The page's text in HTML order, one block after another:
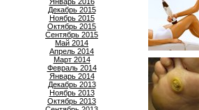
Декабрь 2015
Ноябрь 2015
Октябрь 2015
Сентябрь 2015
Май 2014
Апрель 2014
Март 2014
Февраль 2014
Январь 2014
Декабрь 2013
Ноябрь 2013
Октябрь 2013